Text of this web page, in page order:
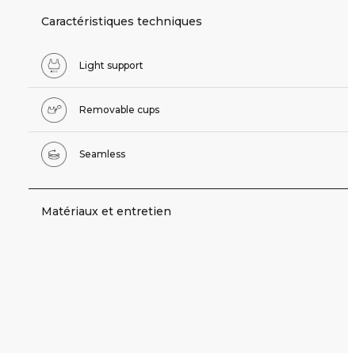
Caractéristiques techniques
Light support
Removable cups
Seamless
Matériaux et entretien